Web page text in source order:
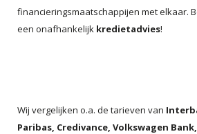
financieringsmaatschappijen met elkaar.
een onafhankelijk kredietadvies!
Wij vergelijken o.a. de tarieven van
Paribas, Credivance, Volkswagen